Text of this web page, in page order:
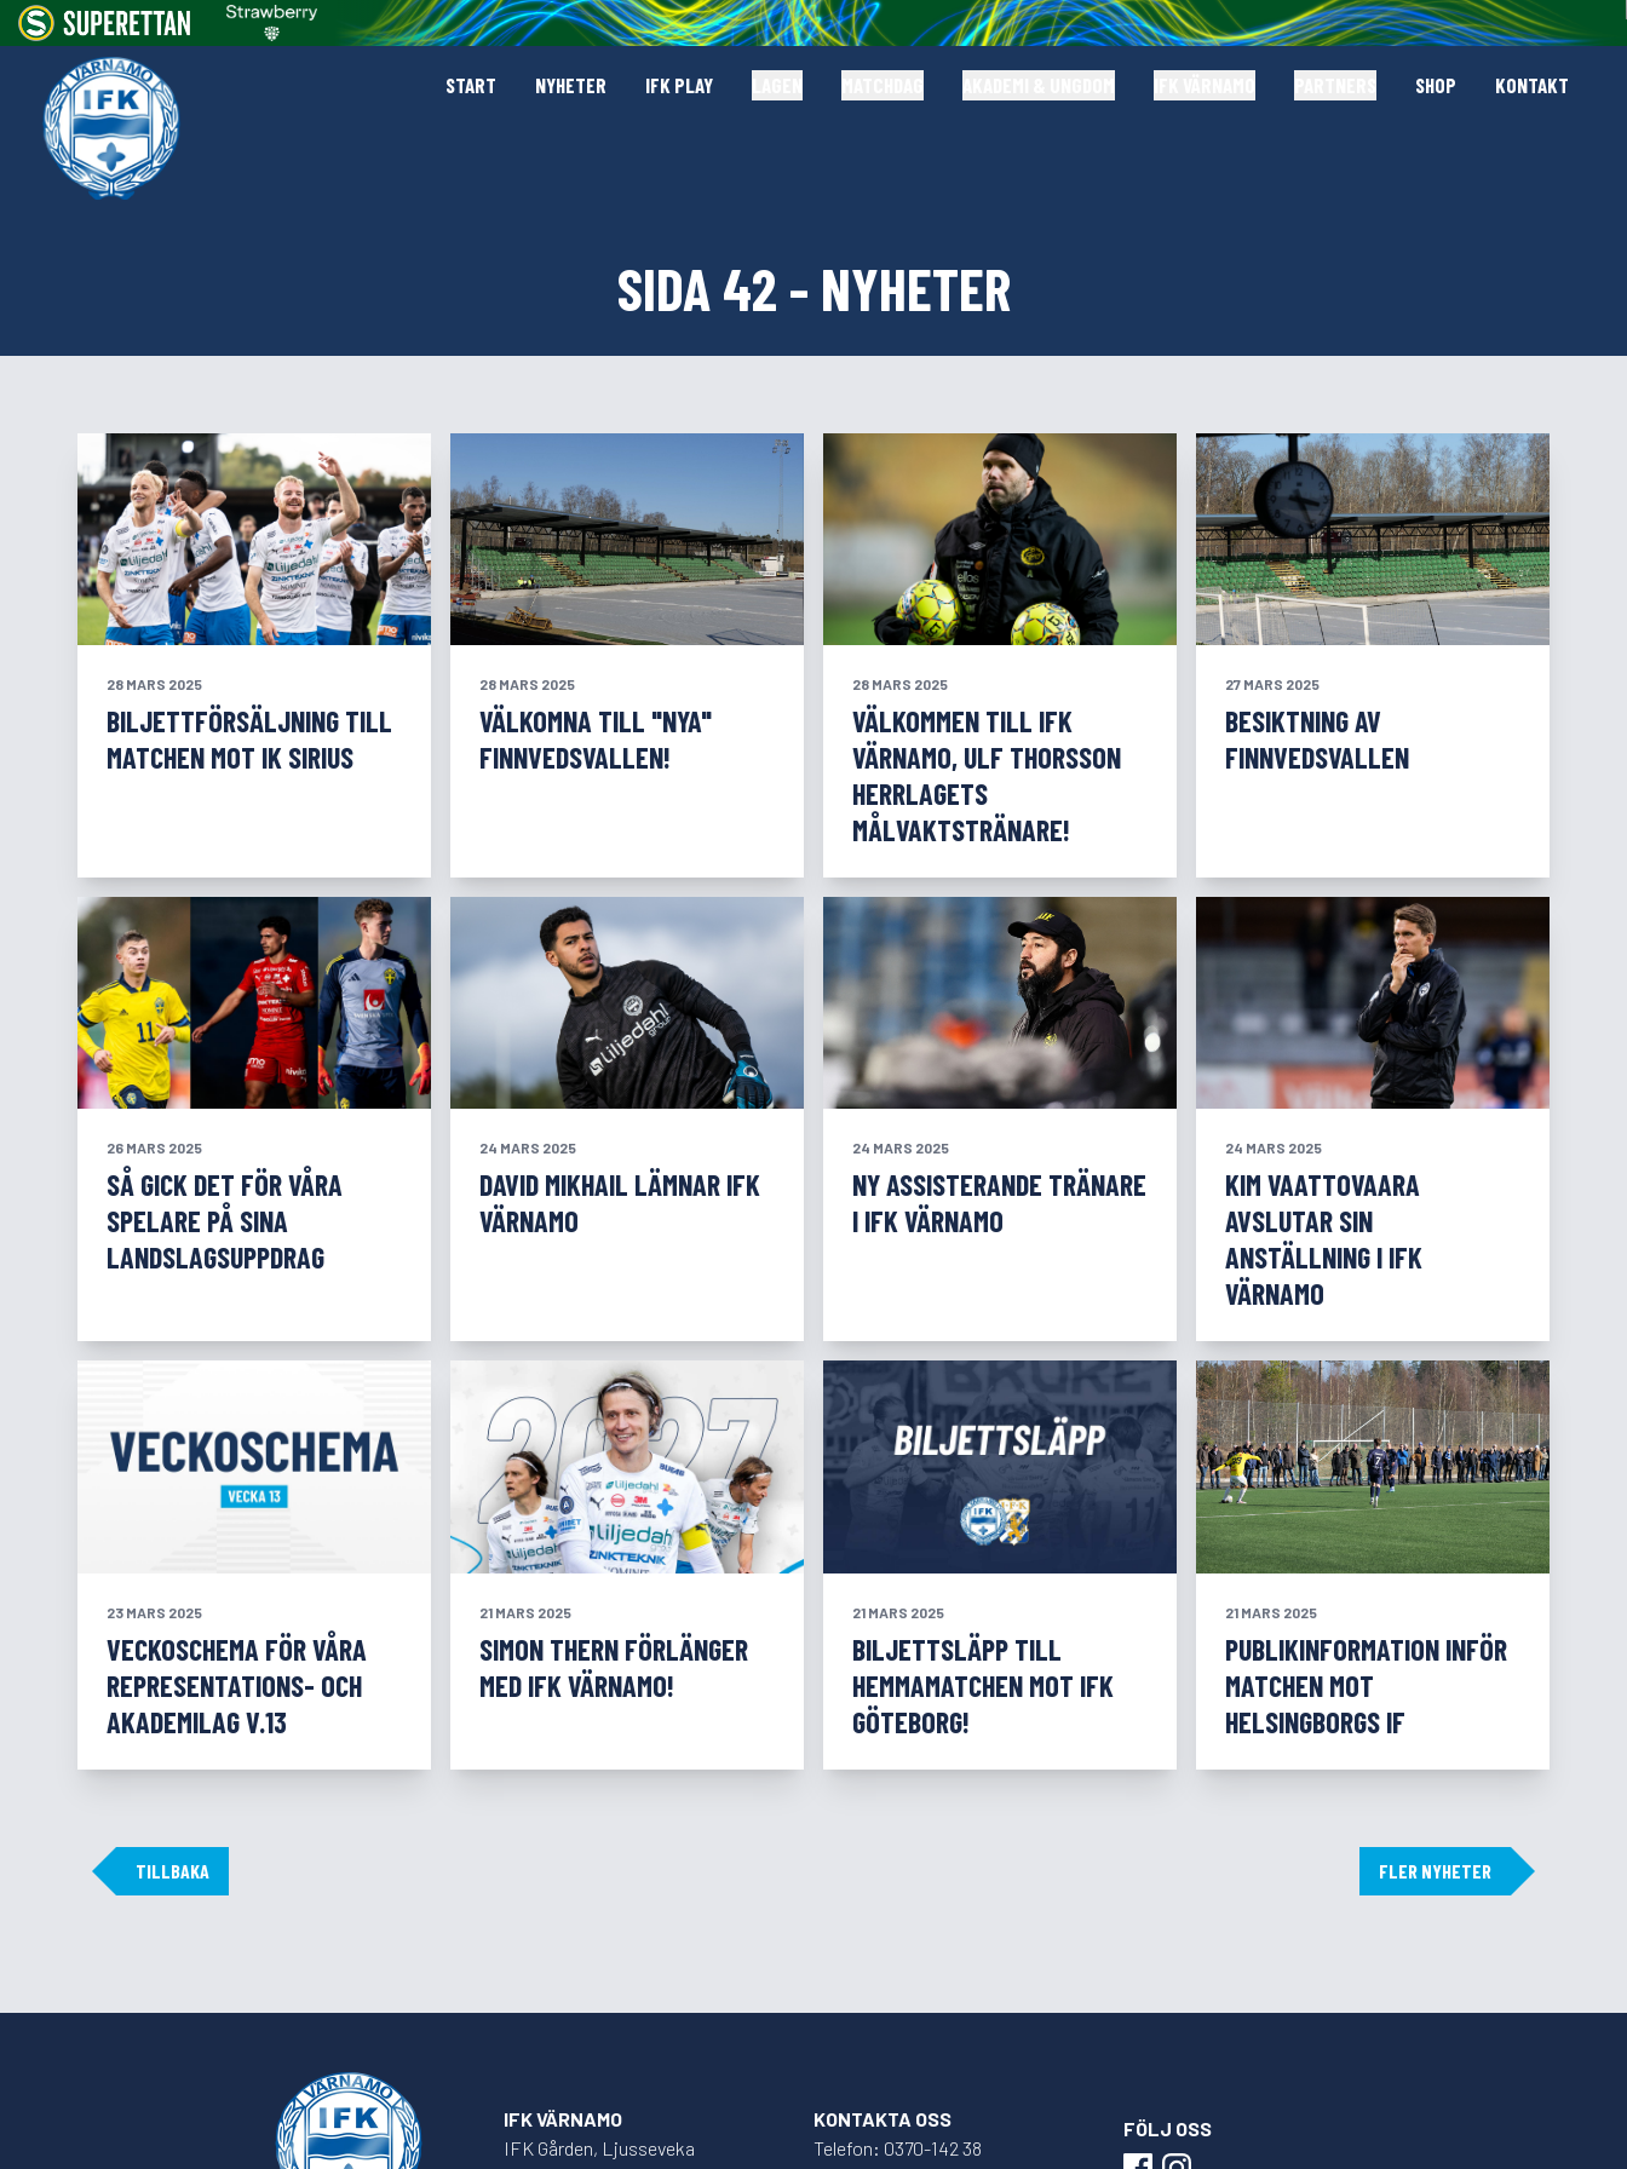
START NYHETER IFK PLAY SHOP KONTAKT
SIDA 42 - NYHETER
28 MARS 2025
BILJETTFÖRSÄLJNING TILL
MATCHEN MOT IK SIRIUS
28 MARS 2025
VÄLKOMNA TILL "NYA"
FINNVEDSVALLEN!
28 MARS 2025
VÄLKOMMEN TILL IFK
VÄRNAMO, ULF THORSSON
HERRLAGETS
MÅLVAKTSTRÄNARE!
27 MARS 2025
BESIKTNING AV
FINNVEDSVALLEN
26 MARS 2025
SÅ GICK DET FÖR VÅRA
SPELARE PÅ SINA
LANDSLAGSUPPDRAG
24 MARS 2025
DAVID MIKHAIL LÄMNAR IFK
VÄRNAMO
24 MARS 2025
NY ASSISTERANDE TRÄNARE
I IFK VÄRNAMO
24 MARS 2025
KIM VAATTOVAARA
AVSLUTAR SIN
ANSTÄLLNING I IFK
VÄRNAMO
23 MARS 2025
VECKOSCHEMA FÖR VÅRA
REPRESENTATIONS- OCH
AKADEMILAG V.13
21 MARS 2025
SIMON THERN FÖRLÄNGER
MED IFK VÄRNAMO!
21 MARS 2025
BILJETTSLÄPP TILL
HEMMAMATCHEN MOT IFK
GÖTEBORG!
21 MARS 2025
PUBLIKINFORMATION INFÖR
MATCHEN MOT
HELSINGBORGS IF
TILLBAKA FLER NYHETER
IFK VÄRNAMO
IFK Gården, Ljusseveka
KONTAKTA OSS
Telefon: 0370-142 38
FÖLJ OSS